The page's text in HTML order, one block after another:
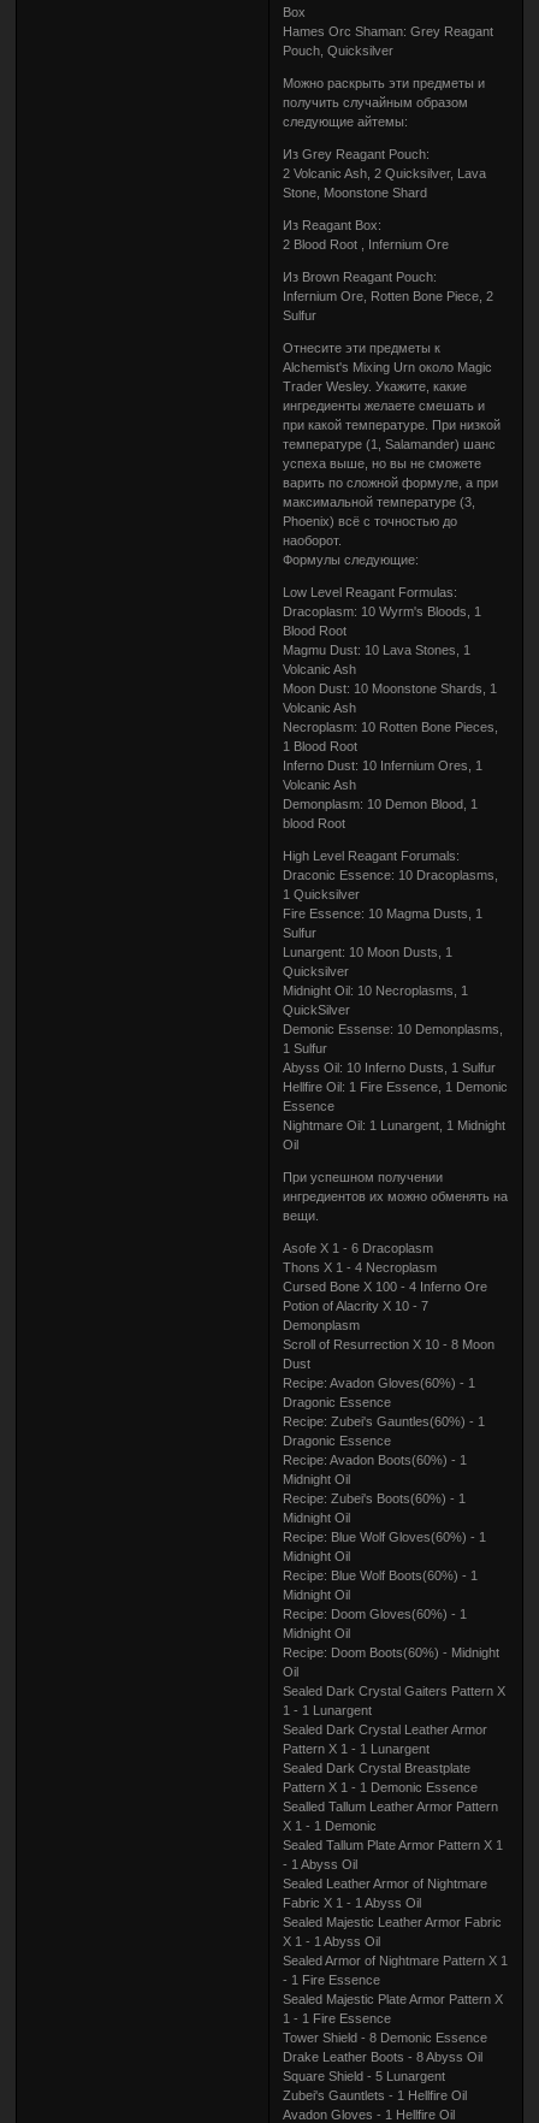
Box
Hames Orc Shaman: Grey Reagant
Pouch, Quicksilver
Можно раскрыть эти предметы и
получить случайным образом
следующие айтемы:
Из Grey Reagant Pouch:
2 Volcanic Ash, 2 Quicksilver, Lava
Stone, Moonstone Shard
Из Reagant Box:
2 Blood Root , Infernium Ore
Из Brown Reagant Pouch:
Infernium Ore, Rotten Bone Piece, 2
Sulfur
Отнесите эти предметы к
Alchemist's Mixing Urn около Magic
Trader Wesley. Укажите, какие
ингредиенты желаете смешать и
при какой температуре. При низкой
температуре (1, Salamander) шанс
успеха выше, но вы не сможете
варить по сложной формуле, а при
максимальной температуре (3,
Phoenix) всё с точностью до
наоборот.
Формулы следующие:
Low Level Reagant Formulas:
Dracoplasm: 10 Wyrm's Bloods, 1
Blood Root
Magmu Dust: 10 Lava Stones, 1
Volcanic Ash
Moon Dust: 10 Moonstone Shards, 1
Volcanic Ash
Necroplasm: 10 Rotten Bone Pieces,
1 Blood Root
Inferno Dust: 10 Infernium Ores, 1
Volcanic Ash
Demonplasm: 10 Demon Blood, 1
blood Root
High Level Reagant Forumals:
Draconic Essence: 10 Dracoplasms,
1 Quicksilver
Fire Essence: 10 Magma Dusts, 1
Sulfur
Lunargent: 10 Moon Dusts, 1
Quicksilver
Midnight Oil: 10 Necroplasms, 1
QuickSilver
Demonic Essense: 10 Demonplasms,
1 Sulfur
Abyss Oil: 10 Inferno Dusts, 1 Sulfur
Hellfire Oil: 1 Fire Essence, 1 Demonic
Essence
Nightmare Oil: 1 Lunargent, 1 Midnight
Oil
При успешном получении
ингредиентов их можно обменять на
вещи.
Asofe X 1 - 6 Dracoplasm
Thons X 1 - 4 Necroplasm
Cursed Bone X 100 - 4 Inferno Ore
Potion of Alacrity X 10 - 7
Demonplasm
Scroll of Resurrection X 10 - 8 Moon
Dust
Recipe: Avadon Gloves(60%) - 1
Dragonic Essence
Recipe: Zubei's Gauntles(60%) - 1
Dragonic Essence
Recipe: Avadon Boots(60%) - 1
Midnight Oil
Recipe: Zubei's Boots(60%) - 1
Midnight Oil
Recipe: Blue Wolf Gloves(60%) - 1
Midnight Oil
Recipe: Blue Wolf Boots(60%) - 1
Midnight Oil
Recipe: Doom Gloves(60%) - 1
Midnight Oil
Recipe: Doom Boots(60%) - Midnight
Oil
Sealed Dark Crystal Gaiters Pattern X
1 - 1 Lunargent
Sealed Dark Crystal Leather Armor
Pattern X 1 - 1 Lunargent
Sealed Dark Crystal Breastplate
Pattern X 1 - 1 Demonic Essence
Sealled Tallum Leather Armor Pattern
X 1 - 1 Demonic
Sealed Tallum Plate Armor Pattern X 1
- 1 Abyss Oil
Sealed Leather Armor of Nightmare
Fabric X 1 - 1 Abyss Oil
Sealed Majestic Leather Armor Fabric
X 1 - 1 Abyss Oil
Sealed Armor of Nightmare Pattern X 1
- 1 Fire Essence
Sealed Majestic Plate Armor Pattern X
1 - 1 Fire Essence
Tower Shield - 8 Demonic Essence
Drake Leather Boots - 8 Abyss Oil
Square Shield - 5 Lunargent
Zubei's Gauntlets - 1 Hellfire Oil
Avadon Gloves - 1 Hellfire Oil